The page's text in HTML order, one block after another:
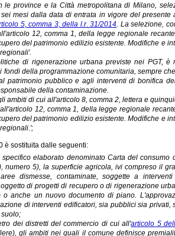
le province e la Città metropolitana di Milano,
mesi dalla data di entrata in vigore del
5, comma 3, della l.r. 31/2014. La selezione,
12, comma 1, della legge regionale
del patrimonio edilizio esistente. Modifiche e
di rigenerazione urbana previste nei PGT,
della programmazione comunitaria, sempre
patrimonio pubblico e agli interventi di bonifica
della contaminazione.
ambiti di cui all'articolo 8, comma 2, lettera e
12, comma 1, della legge regionale
del patrimonio edilizio esistente. Modifiche e
è sostituita dalle seguenti:
elaborato denominato Carta del
numero 5), la superficie agricola, ivi compreso il
dismesse, contaminate, soggette a
di progetti di recupero o di rigenerazione
anche un nuovo documento di piano.
di interventi edificatori, sia pubblici sia
dei distretti del commercio di cui all'articolo 5
gli ambiti nei quali il comune definisce